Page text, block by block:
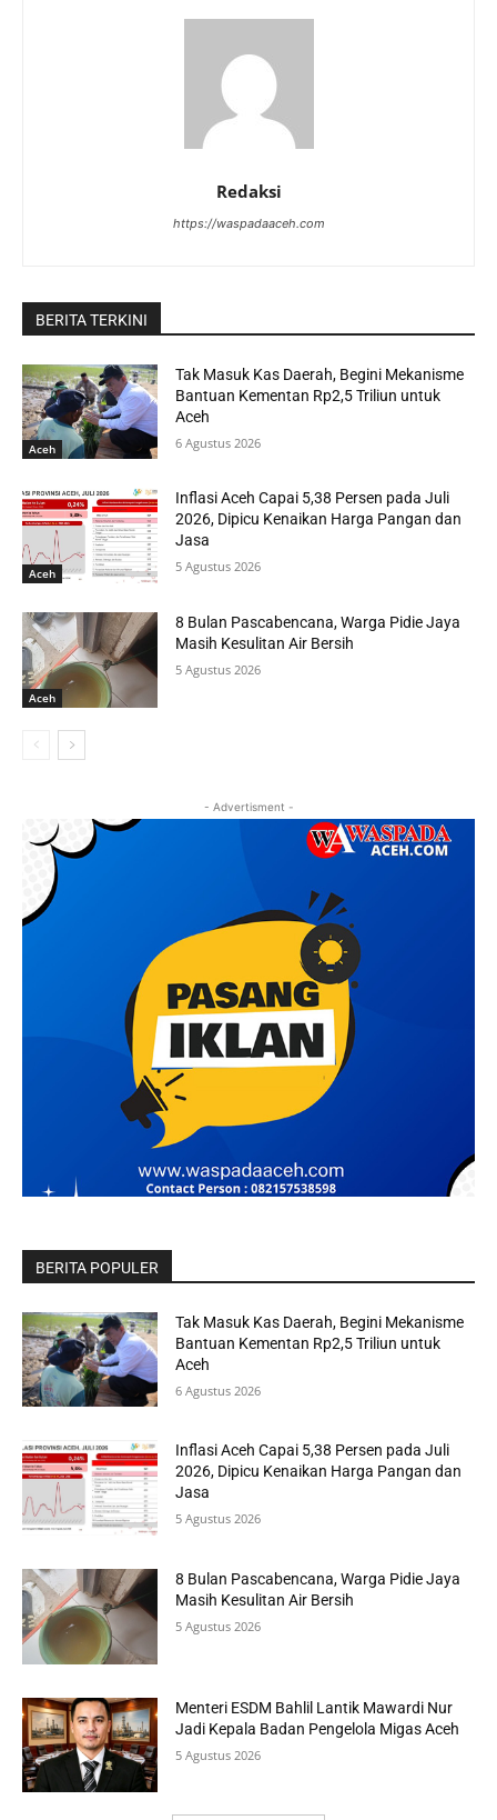
Redaksi
https://waspadaaceh.com
BERITA TERKINI
Aceh
Tak Masuk Kas Daerah, Begini Mekanisme
Bantuan Kementan Rp2,5 Triliun untuk
Aceh
6 Agustus 2026
Aceh
Inflasi Aceh Capai 5,38 Persen pada Juli
2026, Dipicu Kenaikan Harga Pangan dan
Jasa
5 Agustus 2026
Aceh
8 Bulan Pascabencana, Warga Pidie Jaya
Masih Kesulitan Air Bersih
5 Agustus 2026
- Advertisment -
BERITA POPULER
Tak Masuk Kas Daerah, Begini Mekanisme
Bantuan Kementan Rp2,5 Triliun untuk
Aceh
6 Agustus 2026
Inflasi Aceh Capai 5,38 Persen pada Juli
2026, Dipicu Kenaikan Harga Pangan dan
Jasa
5 Agustus 2026
8 Bulan Pascabencana, Warga Pidie Jaya
Masih Kesulitan Air Bersih
5 Agustus 2026
Menteri ESDM Bahlil Lantik Mawardi Nur
Jadi Kepala Badan Pengelola Migas Aceh
5 Agustus 2026